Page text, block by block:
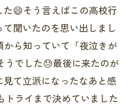
😄そう言えばこの高校行
聞いたのを思い出しまし
ら知っていて「夜泣きが
でした😓最後に来たのが
て立派になったなあと感
ライまで決めていました